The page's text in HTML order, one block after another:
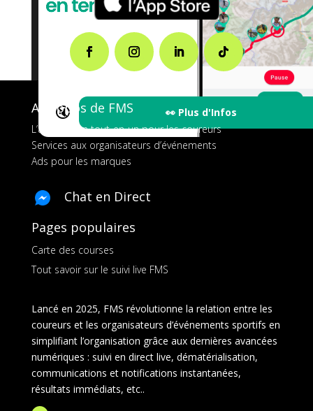
🔇 👀 Plus d'Infos
A propos de FMS
L’application tout-en-un pour les coureurs
Services aux organisateurs d’événements
Ads pour les marques
Chat en Direct
Pages populaires
Carte des courses
Tout savoir sur le suivi live FMS
Lancé en 2025, FMS révolutionne la relation entre les
coureurs et les organisateurs d’événements sportifs en
simplifiant l’organisation grâce aux dernières avancées
numériques : suivi en direct live, dématérialisation,
communications et notifications instantanées,
résultats immédiats, etc..